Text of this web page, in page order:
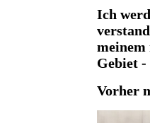
Ich
meinem
Gebiet
Vorher